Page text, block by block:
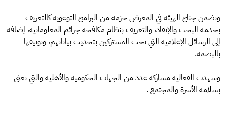
وتضمن جناح الهيئة في المعرض حزمة من البرامج التوعوية كالتعريف
بخدمة البحث والإنقاذ، والتعريف بنظام مكافحة جرائم المعلوماتية، إضافة
إلى الرسائل الإعلامية التي تحث المشتركين بتحديث بياناتهم، وتوثيقها
بالبصمة.
وشهدت الفعالية مشاركة عدد من الجهات الحكومية والأهلية والتي تعنى
بسلامة الأسرة والمجتمع .